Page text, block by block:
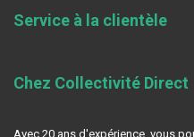
Service à la clientèle
Chez Collectivité Direct
Avec 20 ans d'expérience, vous